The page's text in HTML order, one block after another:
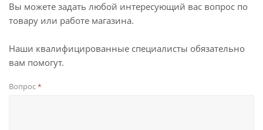
Вы можете задать любой интересующий вас вопрос по
товару или работе магазина.
Наши квалифицированные специалисты обязательно
вам помогут.
Вопрос*